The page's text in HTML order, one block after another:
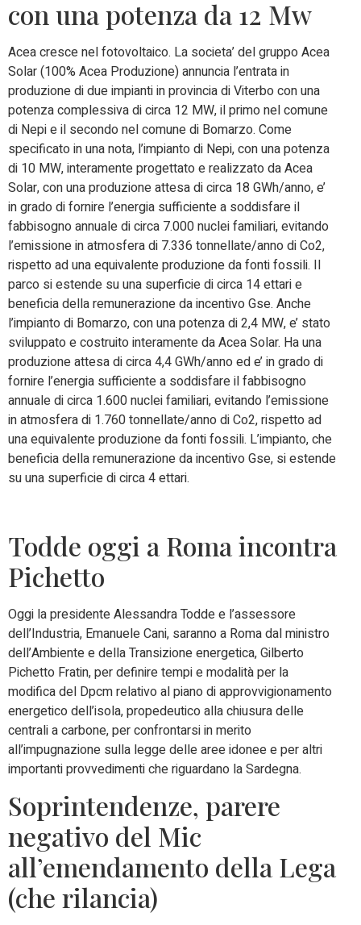
con una potenza da 12 Mw
Acea cresce nel fotovoltaico. La societa’ del gruppo Acea
Solar (100% Acea Produzione) annuncia l’entrata in
produzione di due impianti in provincia di Viterbo con una
potenza complessiva di circa 12 MW, il primo nel comune
di Nepi e il secondo nel comune di Bomarzo. Come
specificato in una nota, l’impianto di Nepi, con una potenza
di 10 MW, interamente progettato e realizzato da Acea
Solar, con una produzione attesa di circa 18 GWh/anno, e’
in grado di fornire l’energia sufficiente a soddisfare il
fabbisogno annuale di circa 7.000 nuclei familiari, evitando
l’emissione in atmosfera di 7.336 tonnellate/anno di Co2,
rispetto ad una equivalente produzione da fonti fossili. Il
parco si estende su una superficie di circa 14 ettari e
beneficia della remunerazione da incentivo Gse. Anche
l’impianto di Bomarzo, con una potenza di 2,4 MW, e’ stato
sviluppato e costruito interamente da Acea Solar. Ha una
produzione attesa di circa 4,4 GWh/anno ed e’ in grado di
fornire l’energia sufficiente a soddisfare il fabbisogno
annuale di circa 1.600 nuclei familiari, evitando l’emissione
in atmosfera di 1.760 tonnellate/anno di Co2, rispetto ad
una equivalente produzione da fonti fossili. L’impianto, che
beneficia della remunerazione da incentivo Gse, si estende
su una superficie di circa 4 ettari.
Todde oggi a Roma incontra
Pichetto
Oggi la presidente Alessandra Todde e l’assessore
dell’Industria, Emanuele Cani, saranno a Roma dal ministro
dell’Ambiente e della Transizione energetica, Gilberto
Pichetto Fratin, per definire tempi e modalità per la
modifica del Dpcm relativo al piano di approvvigionamento
energetico dell’isola, propedeutico alla chiusura delle
centrali a carbone, per confrontarsi in merito
all’impugnazione sulla legge delle aree idonee e per altri
importanti provvedimenti che riguardano la Sardegna.
Soprintendenze, parere
negativo del Mic
all’emendamento della Lega
(che rilancia)